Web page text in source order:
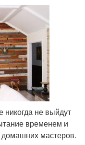
не выйдут
временем и
домашних мастеров.